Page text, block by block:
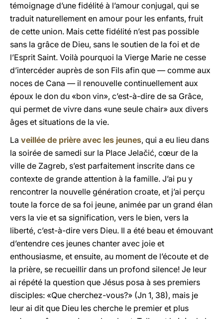
témoignage d’une fidélité à l’amour conjugal, qui se
traduit naturellement en amour pour les enfants, fruit
de cette union. Mais cette fidélité n’est pas possible
sans la grâce de Dieu, sans le soutien de la foi et de
l’Esprit Saint. Voilà pourquoi la Vierge Marie ne cesse
d’intercéder auprès de son Fils afin que — comme aux
noces de Cana — il renouvelle continuellement aux
époux le don du «bon vin», c’est-à-dire de sa Grâce,
qui permet de vivre dans «une seule chair» aux divers
âges et situations de la vie.
La veillée de prière avec les jeunes, qui a eu lieu dans
la soirée de samedi sur la Place Jelačić, cœur de la
ville de Zagreb, s’est parfaitement inscrite dans ce
contexte de grande attention à la famille. J’ai pu y
rencontrer la nouvelle génération croate, et j’ai perçu
toute la force de sa foi jeune, animée par un grand élan
vers la vie et sa signification, vers le bien, vers la
liberté, c’est-à-dire vers Dieu. Il a été beau et émouvant
d’entendre ces jeunes chanter avec joie et
enthousiasme, et ensuite, au moment de l’écoute et de
la prière, se recueillir dans un profond silence! Je leur
ai répété la question que Jésus posa à ses premiers
disciples: «Que cherchez-vous?» (Jn 1, 38), mais je
leur ai dit que Dieu les cherche le premier et plus